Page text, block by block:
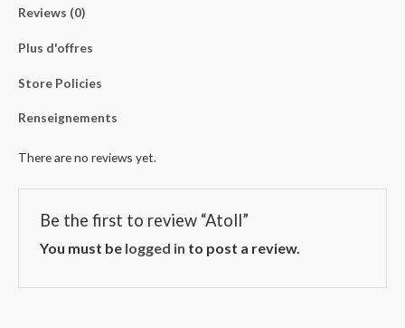
Reviews (0)
Plus d'offres
Store Policies
Renseignements
There are no reviews yet.
Be the first to review “Atoll”
You must be logged in to post a review.